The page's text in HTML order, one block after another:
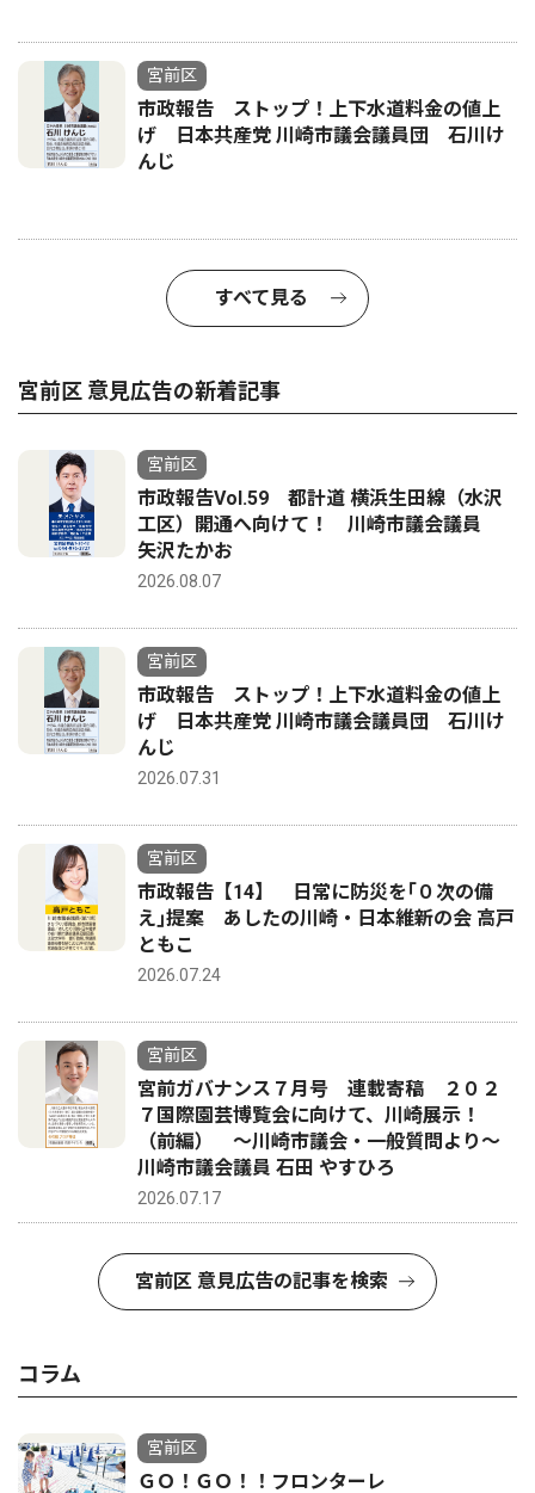
宮前区
市政報告 ストップ！上下水道料金の値上
げ 日本共産党 川崎市議会議員団 石川け
んじ
すべて見る
宮前区 意見広告の新着記事
宮前区
市政報告Vol.59 都計道 横浜生田線（水沢
工区）開通へ向けて！ 川崎市議会議員
矢沢たかお
2026.08.07
宮前区
市政報告 ストップ！上下水道料金の値上
げ 日本共産党 川崎市議会議員団 石川け
んじ
2026.07.31
宮前区
市政報告【14】 日常に防災を｢０次の備
え｣提案 あしたの川崎・日本維新の会 高戸
ともこ
2026.07.24
宮前区
宮前ガバナンス７月号 連載寄稿 ２０２
７国際園芸博覧会に向けて、川崎展示！
（前編） 〜川崎市議会・一般質問より〜
川崎市議会議員 石田 やすひろ
2026.07.17
宮前区 意見広告の記事を検索
コラム
宮前区
ＧＯ！ＧＯ！！フロンターレ